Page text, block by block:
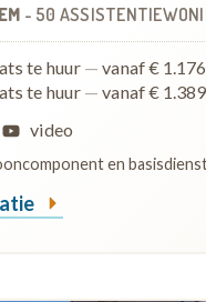
- 50
te huur — vanaf € 1.176
te huur — vanaf € 1.389
video
en